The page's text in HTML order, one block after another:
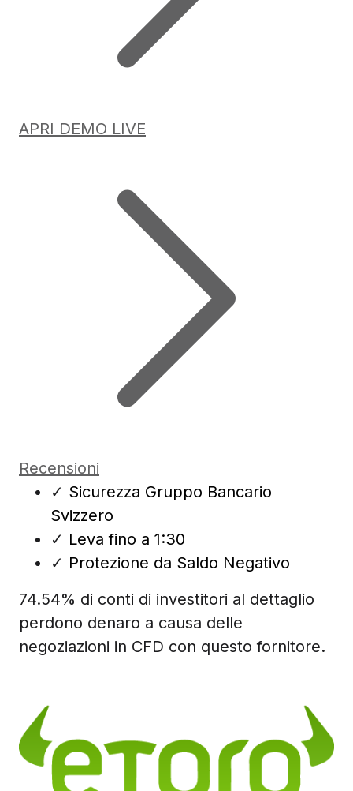
APRI DEMO LIVE
Recensioni
✓ Sicurezza Gruppo Bancario
Svizzero
✓ Leva fino a 1:30
✓ Protezione da Saldo Negativo
74.54% di conti di investitori al dettaglio
perdono denaro a causa delle
negoziazioni in CFD con questo fornitore.